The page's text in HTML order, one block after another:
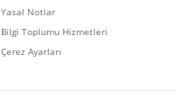
Yasal Notlar
Bilgi Toplumu Hizmetleri
Çerez Ayarları